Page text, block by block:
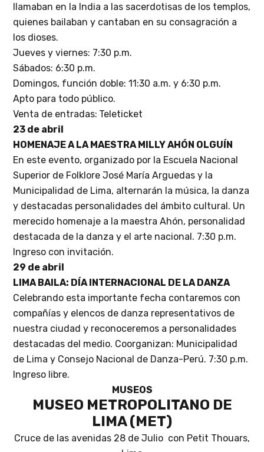
llamaban en la India a las sacerdotisas de los templos,
quienes bailaban y cantaban en su consagración a
los dioses.
Jueves y viernes: 7:30 p.m.
Sábados: 6:30 p.m.
Domingos, función doble: 11:30 a.m. y 6:30 p.m.
Apto para todo público.
Venta de entradas: Teleticket
23 de abril
HOMENAJE A LA MAESTRA MILLY AHÓN OLGUÍN
En este evento, organizado por la Escuela Nacional
Superior de Folklore José María Arguedas y la
Municipalidad de Lima, alternarán la música, la danza
y destacadas personalidades del ámbito cultural. Un
merecido homenaje a la maestra Ahón, personalidad
destacada de la danza y el arte nacional. 7:30 p.m.
Ingreso con invitación.
29 de abril
LIMA BAILA: DÍA INTERNACIONAL DE LA DANZA
Celebrando esta importante fecha contaremos con
compañías y elencos de danza representativos de
nuestra ciudad y reconoceremos a personalidades
destacadas del medio. Coorganizan: Municipalidad
de Lima y Consejo Nacional de Danza-Perú. 7:30 p.m.
Ingreso libre.
MUSEOS
MUSEO METROPOLITANO DE
LIMA (MET)
Cruce de las avenidas 28 de Julio con Petit Thouars,